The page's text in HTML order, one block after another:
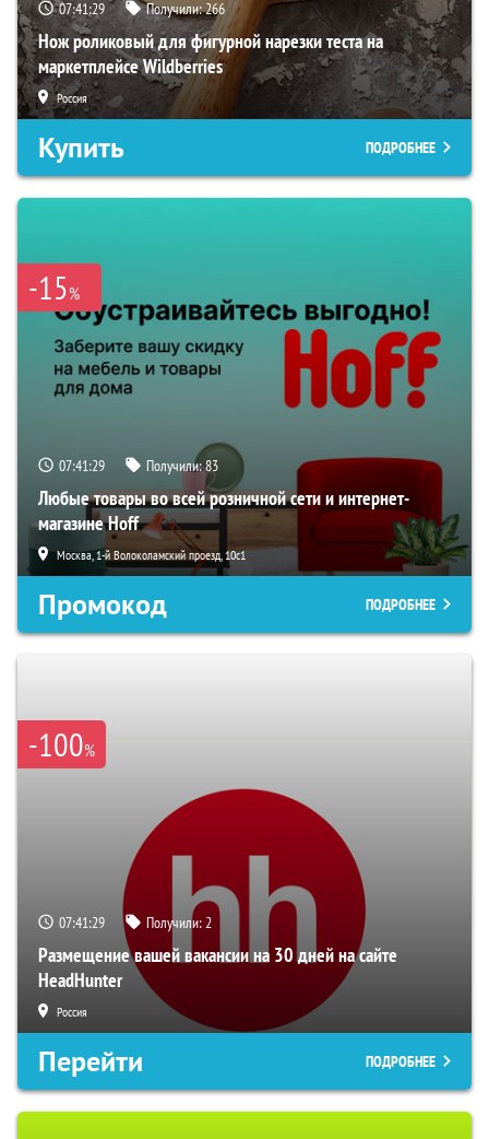
07:41:28 Получили:266
Нож роликовый для фигурной нарезки теста на
маркетплейсе Wildberries
Россия
Купить ПОДРОБНЕЕ
-15%
07:41:28 Получили:83
Любые товары во всей розничной сети и интернет-
магазине Hoff
Москва, 1-й Волоколамский проезд, 10с1
Промокод ПОДРОБНЕЕ
-100%
07:41:28 Получили:2
Размещение вашей вакансии на 30 дней на сайте
HeadHunter
Россия
Перейти ПОДРОБНЕЕ